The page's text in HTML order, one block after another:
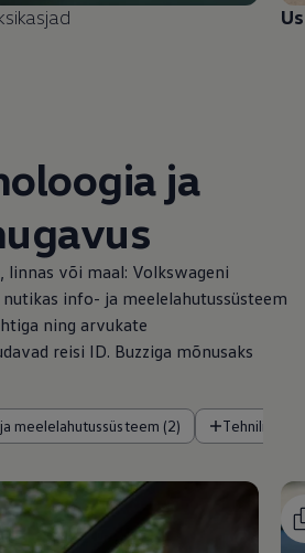
ja
linnas või maal: Volkswageni
info- ja meelelahutussüsteem
ning arvukate
reisi ID. Buzziga mõnusaks
meelelahutussüsteem (2) Tehnilised